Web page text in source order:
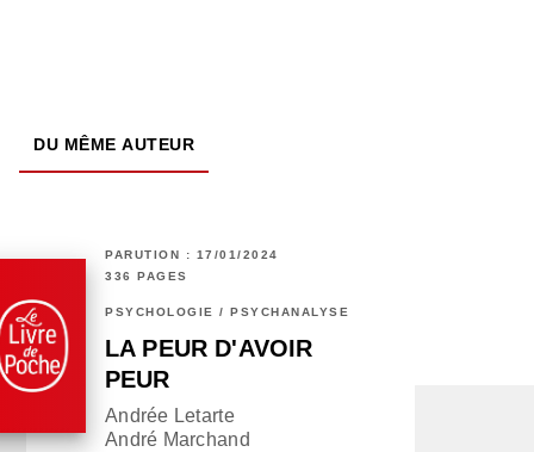
DU MÊME AUTEUR
PARUTION : 17/01/2024
336 PAGES
PSYCHOLOGIE / PSYCHANALYSE
LA PEUR D'AVOIR
PEUR
Andrée Letarte
André Marchand